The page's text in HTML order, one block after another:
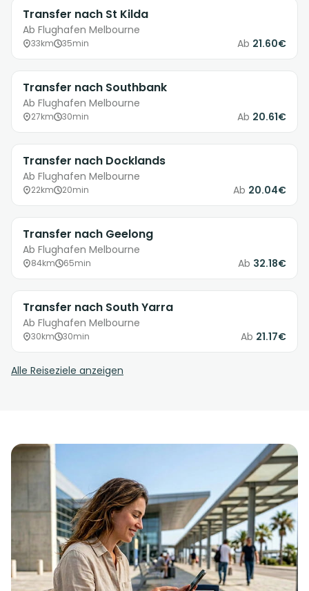
Transfer nach St Kilda
Ab Flughafen Melbourne
33km 35min Ab 21.60€
Transfer nach Southbank
Ab Flughafen Melbourne
27km 30min Ab 20.61€
Transfer nach Docklands
Ab Flughafen Melbourne
22km 20min Ab 20.04€
Transfer nach Geelong
Ab Flughafen Melbourne
84km 65min Ab 32.18€
Transfer nach South Yarra
Ab Flughafen Melbourne
30km 30min Ab 21.17€
Alle Reiseziele anzeigen